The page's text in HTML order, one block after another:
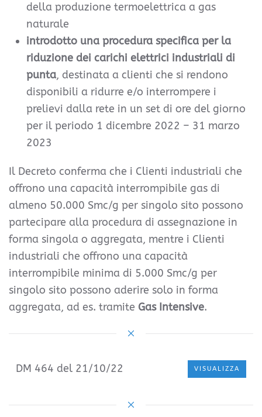
della produzione termoelettrica a gas
naturale
introdotto una procedura specifica per la
riduzione dei carichi elettrici industriali di
punta, destinata a clienti che si rendono
disponibili a ridurre e/o interrompere i
prelievi dalla rete in un set di ore del giorno
per il periodo 1 dicembre 2022 – 31 marzo
2023
Il Decreto conferma che i Clienti industriali che
offrono una capacità interrompibile gas di
almeno 50.000 Smc/g per singolo sito possono
partecipare alla procedura di assegnazione in
forma singola o aggregata, mentre i Clienti
industriali che offrono una capacità
interrompibile minima di 5.000 Smc/g per
singolo sito possono aderire solo in forma
aggregata, ad es. tramite Gas Intensive.
DM 464 del 21/10/22 VISUALIZZA